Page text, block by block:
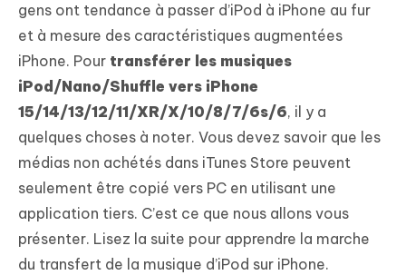
gens ont tendance à passer d’iPod à iPhone au fur
et à mesure des caractéristiques augmentées
iPhone. Pour transférer les musiques
iPod/Nano/Shuffle vers iPhone
15/14/13/12/11/XR/X/10/8/7/6s/6, il y a
quelques choses à noter. Vous devez savoir que les
médias non achétés dans iTunes Store peuvent
seulement être copié vers PC en utilisant une
application tiers. C’est ce que nous allons vous
présenter. Lisez la suite pour apprendre la marche
du transfert de la musique d’iPod sur iPhone.